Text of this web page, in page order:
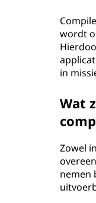
wordt
in
Wat
Zowel
nemen